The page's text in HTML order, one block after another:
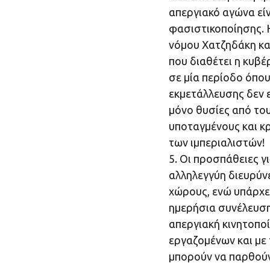
απεργιακό αγώνα
φασιστικοποίησης.
νόμου Χατζηδάκη
που διαθέτει η
σε μία περίοδο
εκμετάλλευσης δεν
μόνο θυσίες από
υποταγμένους και
των ιμπεριαλιστών!
5. Οι προσπάθειες
αλληλεγγύη
χώρους, ενώ
ημερήσια
απεργιακή
εργαζομένων και
μπορούν να παρθούν